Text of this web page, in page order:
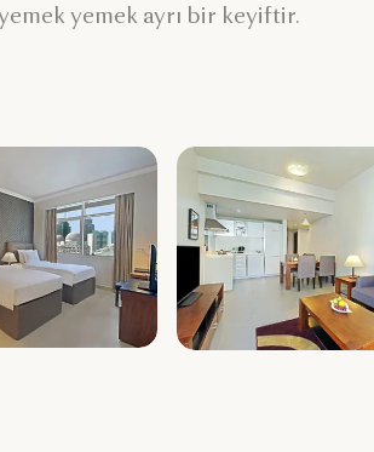
yemek ayrı bir keyiftir.